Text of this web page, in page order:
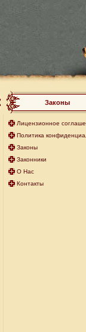
Законы
Лицензионное
Политика
Законы
Законники
О Нас
Контакты